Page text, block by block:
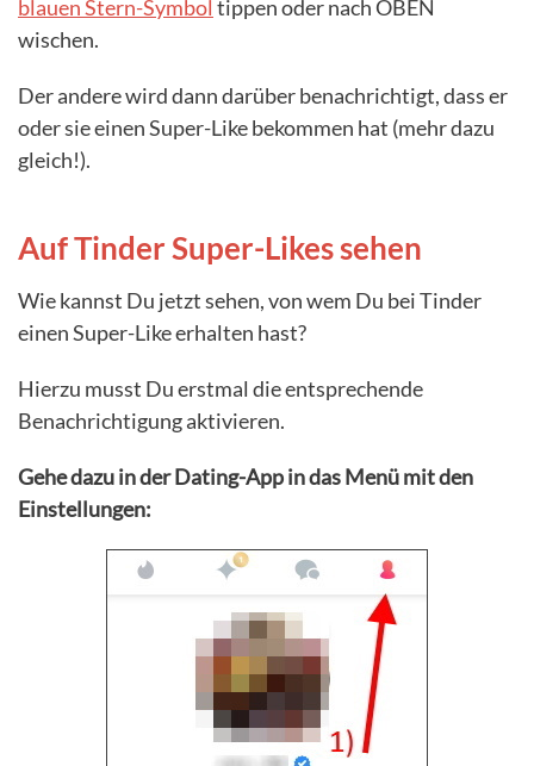
blauen Stern-Symbol tippen oder nach OBEN
wischen.
Der andere wird dann darüber benachrichtigt, dass er
oder sie einen Super-Like bekommen hat (mehr dazu
gleich!).
Auf Tinder Super-Likes sehen
Wie kannst Du jetzt sehen, von wem Du bei Tinder
einen Super-Like erhalten hast?
Hierzu musst Du erstmal die entsprechende
Benachrichtigung aktivieren.
Gehe dazu in der Dating-App in das Menü mit den
Einstellungen: